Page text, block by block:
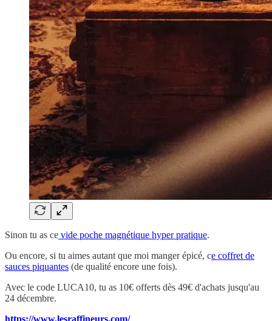
Sinon tu as ce vide poche magnétique hyper pratique.
Ou encore, si tu aimes autant que moi manger épicé, ce coffret de
sauces piquantes (de qualité encore une fois).
Avec le code LUCA10, tu as 10€ offerts dès 49€ d'achats jusqu'au
24 décembre.
https://www.lesraffineurs.com/